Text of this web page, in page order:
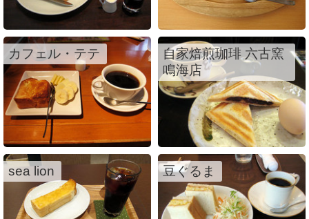
カフェル・テテ
自家焙煎珈琲 六古窯
鳴海店
sea lion 豆ぐるま